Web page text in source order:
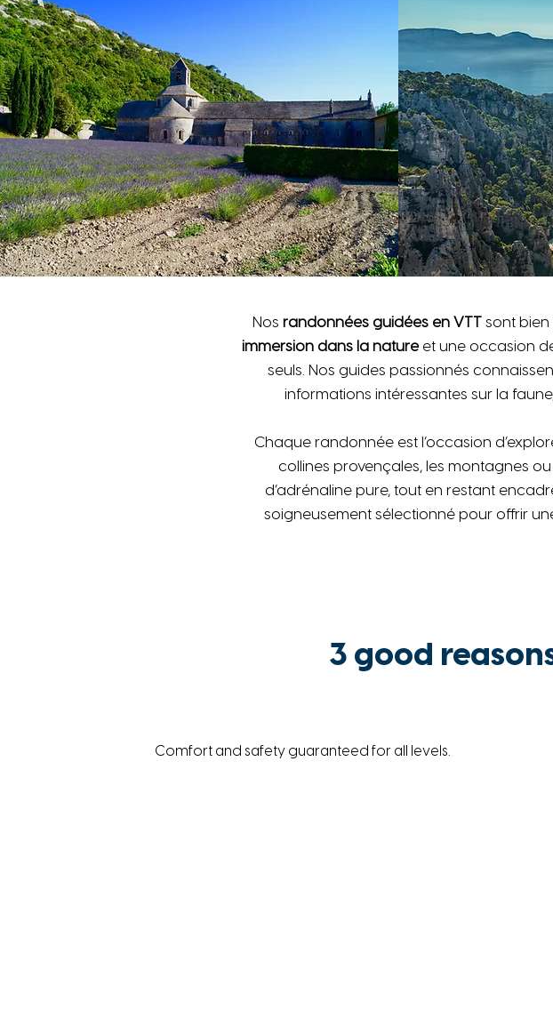
Nos randonnées guidées en VTT sont bien
immersion dans la natureet une occasion
seuls. Nos guides passionnés
informations intéressantes sur la
Chaque randonnée est l’occasion
collines provençales, les montagnes
d’adrénaline pure, tout en restant
soigneusement sélectionné pour offrir
3 good
Comfort and safety guaranteed for all levels.